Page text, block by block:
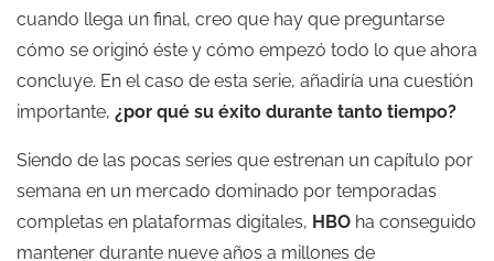
cuando llega un final, creo que hay que preguntarse
cómo se originó éste y cómo empezó todo lo que ahora
concluye. En el caso de esta serie, añadiría una cuestión
importante, ¿por qué su éxito durante tanto tiempo?
Siendo de las pocas series que estrenan un capítulo por
semana en un mercado dominado por temporadas
completas en plataformas digitales, HBO ha conseguido
mantener durante nueve años a millones de